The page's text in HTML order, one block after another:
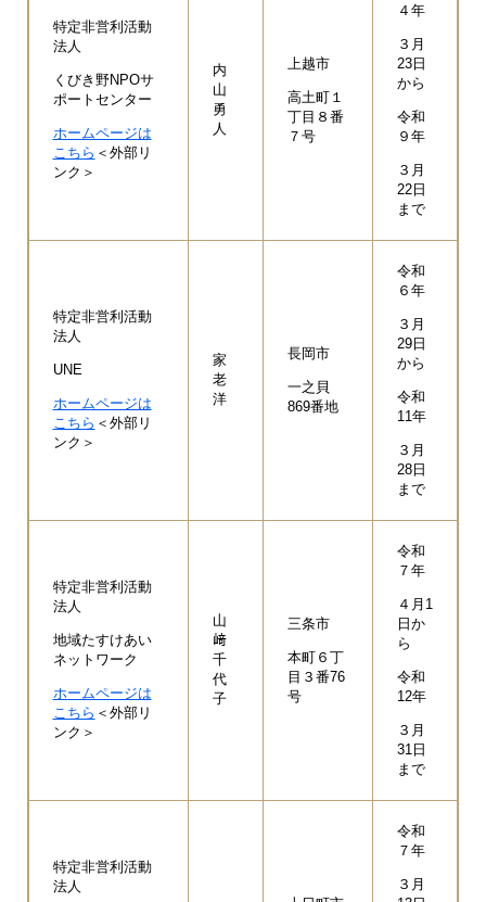
特定非営利活動
法人
くびき野NPOサ
ポートセンター
ホームページは
こちら ＜外部リ
ンク＞
内
山
勇
人
上越市
高土町１
丁目８番
７号
４年
３月
23日
から
令和
９年
３月
22日
まで
特定非営利活動
法人
UNE
ホームページは
こちら ＜外部リ
ンク＞
家
老
洋
長岡市
一之貝
869番地
令和
６年
３月
29日
から
令和
11年
３月
28日
まで
特定非営利活動
法人
地域たすけあい
ネットワーク
ホームページは
こちら ＜外部リ
ンク＞
山
﨑
千
代
子
三条市
本町６丁
目３番76
号
令和
７年
４月1
日か
ら
令和
12年
３月
31日
まで
特定非営利活動
法人
令和
７年
３月